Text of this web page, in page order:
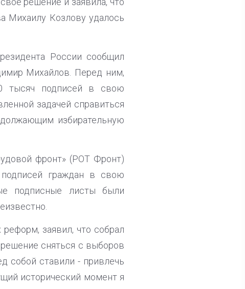
Михаилу Козлову удалось
России сообщил
Михайлов. Перед ним,
тысяч подписей в свою
задачей справиться
избирательную
фронт» (РОТ Фронт)
граждан в свою
подписные листы были
заявил, что собрал
сняться с выборов
собой ставили - привлечь
исторический момент я